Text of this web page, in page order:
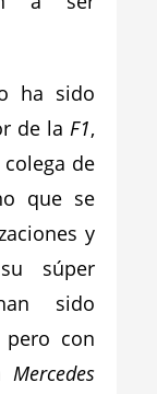
ha sido
de la F1,
de
que se
y
súper
sido
pero con
Mercedes